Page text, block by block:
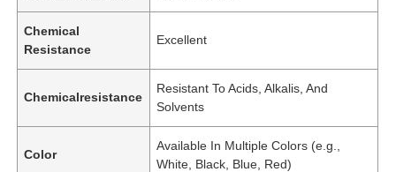
Chemical
Resistance
Excellent
Chemicalresistance
Resistant To Acids, Alkalis, And
Solvents
Color
Available In Multiple Colors (e.g.,
White, Black, Blue, Red)